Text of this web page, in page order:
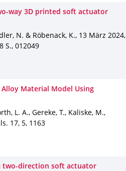
way 3D printed soft actuator
N. & Röbenack, K., 13 März 2024,
8 S., 012049
Material Model Using
L. A., Gereke, T., Kaliske, M.,
. 17, 5, 1163
two-direction soft actuator